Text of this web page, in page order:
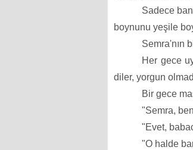
Sadece
boynunu yeşile
Semra'nın
Her gece
diler, yorgun
Bir gece
"Semra,
"Evet,
"O halde